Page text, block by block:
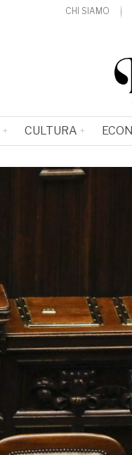
CHI SIAMO
CULTURA